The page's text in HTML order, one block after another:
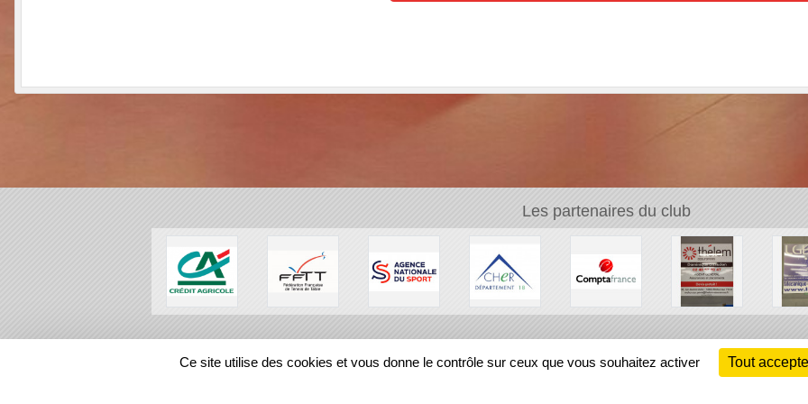
Les partenaires du club
REGIONS
Ce site utilise des cookies et vous donne le contrôle sur ceux que vous souhaitez activer Tout